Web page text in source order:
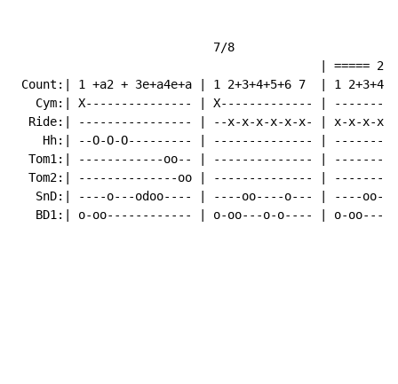
7/8
| ===== 2x
Count:| 1 +a2 + 3e+a4e+a | 1 2+3+4+5+6 7  | 1
Cym:| X--------------- | X------------- |
Ride:| ---------------- | --x-x-x-x-x-x- | x-x-x-x-
Hh:| --O-O-O--------- | -------------- |
Tom1:| ------------oo-- | -------------- |
Tom2:| --------------oo | -------------- |
SnD:| ----o---odoo---- | ----oo----o--- | ----
BD1:| o-oo------------ | o-oo---o-o---- | o-oo---